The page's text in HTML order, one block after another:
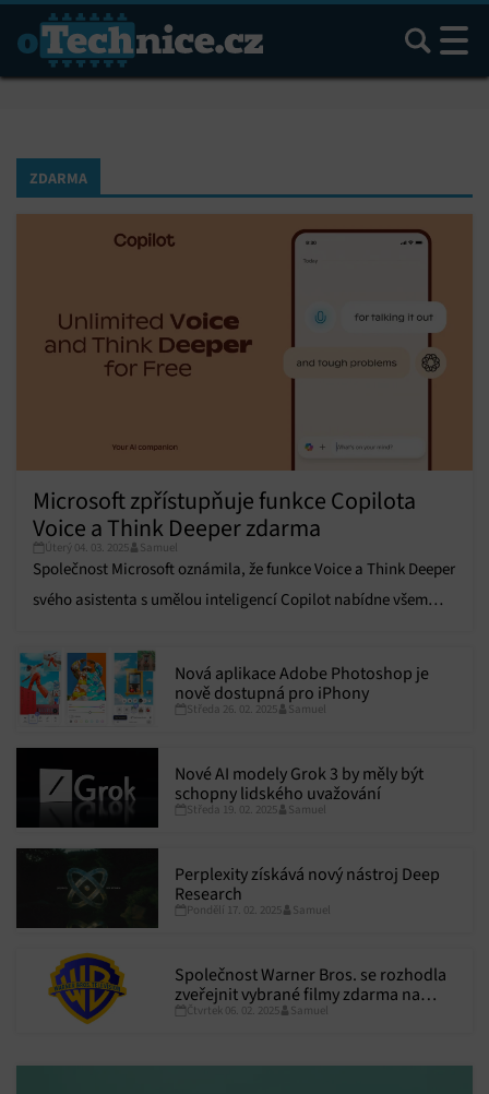
Hledat
ZDARMA
Microsoft zpřístupňuje funkce Copilota
Voice a Think Deeper zdarma
Úterý 04. 03. 2025 Samuel
Společnost Microsoft oznámila, že funkce Voice a Think Deeper
svého asistenta s umělou inteligencí Copilot nabídne všem
Nová aplikace Adobe Photoshop je
nově dostupná pro iPhony
Středa 26. 02. 2025 Samuel
Nové AI modely Grok 3 by měly být
schopny lidského uvažování
Středa 19. 02. 2025 Samuel
Perplexity získává nový nástroj Deep
Research
Pondělí 17. 02. 2025 Samuel
Společnost Warner Bros. se rozhodla
zveřejnit vybrané filmy zdarma na
YouTube
Čtvrtek 06. 02. 2025 Samuel